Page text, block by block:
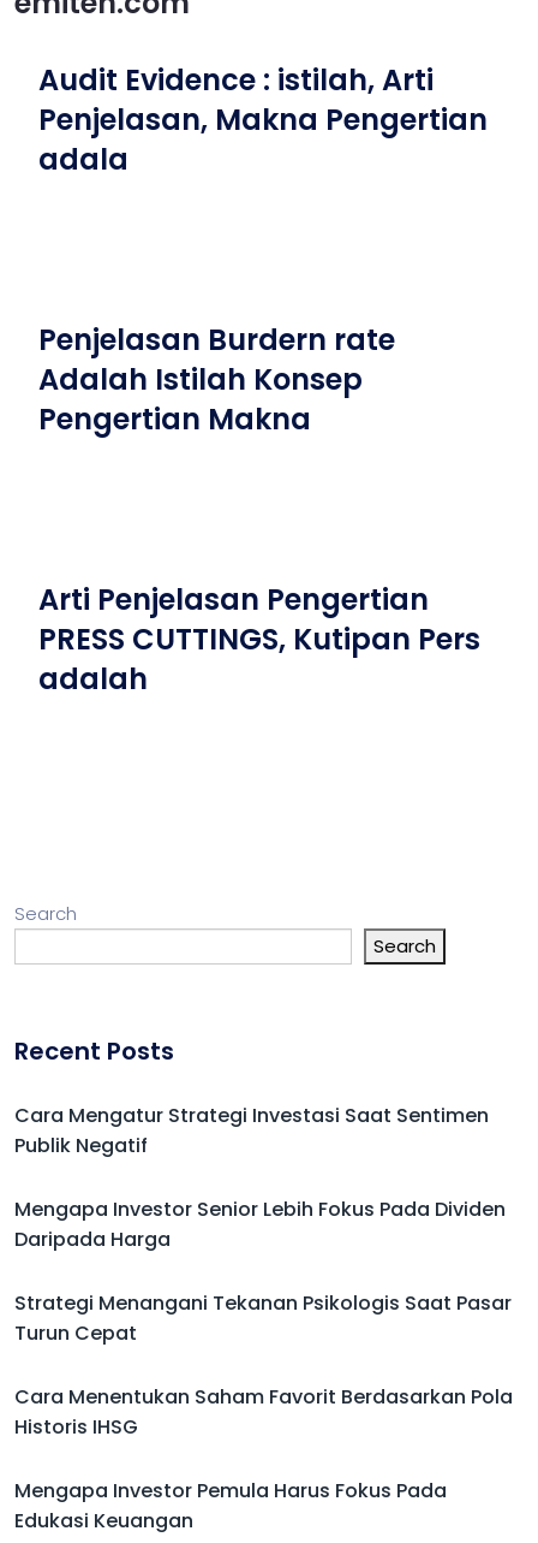
Audit Evidence : istilah, Arti
Penjelasan, Makna Pengertian
adala
Penjelasan Burdern rate
Adalah Istilah Konsep
Pengertian Makna
Arti Penjelasan Pengertian
PRESS CUTTINGS, Kutipan Pers
adalah
Search
Search
Recent Posts
Cara Mengatur Strategi Investasi Saat Sentimen
Publik Negatif
Mengapa Investor Senior Lebih Fokus Pada Dividen
Daripada Harga
Strategi Menangani Tekanan Psikologis Saat Pasar
Turun Cepat
Cara Menentukan Saham Favorit Berdasarkan Pola
Historis IHSG
Mengapa Investor Pemula Harus Fokus Pada
Edukasi Keuangan